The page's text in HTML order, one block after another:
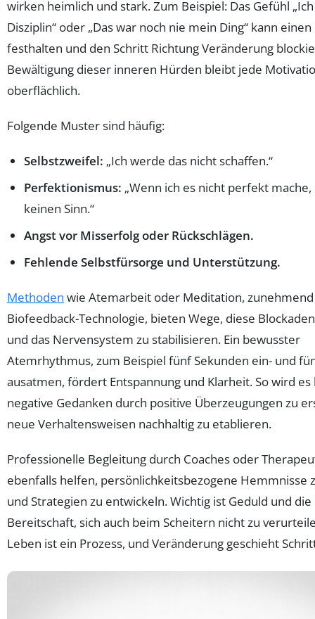
wirken heimlich und stark. Zum Beispiel: Das Gefühl
Disziplin“ oder „Das war noch nie mein Ding“ kann
festhalten und den Schritt Richtung Veränderung
Bewältigung dieser inneren Hürden bleibt jede
oberflächlich.
Folgende Muster sind häufig:
Selbstzweifel: „Ich werde das nicht schaffen.“
Perfektionismus: „Wenn ich es nicht perfekt mache,
keinen Sinn.“
Angst vor Misserfolg oder Rückschlägen.
Fehlende Selbstfürsorge und Unterstützung.
Methoden wie Atemarbeit oder Meditation,
Biofeedback-Technologie, bieten Wege, diese
und das Nervensystem zu stabilisieren. Ein bewusster
Atemrhythmus, zum Beispiel fünf Sekunden ein- und
ausatmen, fördert Entspannung und Klarheit. So wird
negative Gedanken durch positive Überzeugungen zu
neue Verhaltensweisen nachhaltig zu etablieren.
Professionelle Begleitung durch Coaches oder
ebenfalls helfen, persönlichkeitsbezogene Hemmnisse
und Strategien zu entwickeln. Wichtig ist Geduld und die
Bereitschaft, sich auch beim Scheitern nicht zu
Leben ist ein Prozess, und Veränderung geschieht